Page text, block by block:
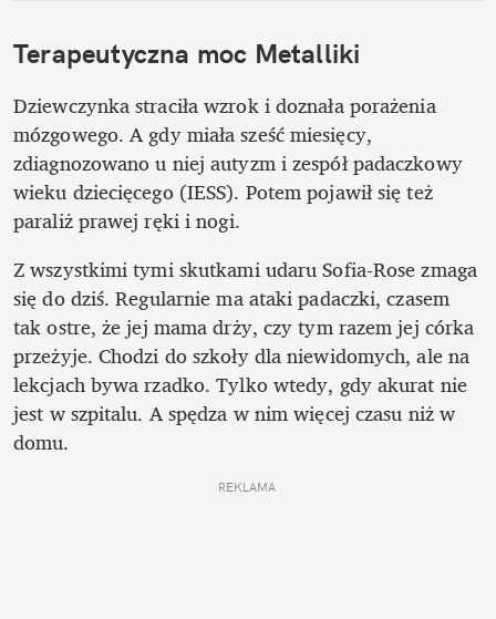
Terapeutyczna moc Metalliki
Dziewczynka straciła wzrok i doznała porażenia
mózgowego. A gdy miała sześć miesięcy,
zdiagnozowano u niej autyzm i zespół padaczkowy
wieku dziecięcego (IESS). Potem pojawił się też
paraliż prawej ręki i nogi.
Z wszystkimi tymi skutkami udaru Sofia-Rose zmaga
się do dziś. Regularnie ma ataki padaczki, czasem
tak ostre, że jej mama drży, czy tym razem jej córka
przeżyje. Chodzi do szkoły dla niewidomych, ale na
lekcjach bywa rzadko. Tylko wtedy, gdy akurat nie
jest w szpitalu. A spędza w nim więcej czasu niż w
domu.
REKLAMA